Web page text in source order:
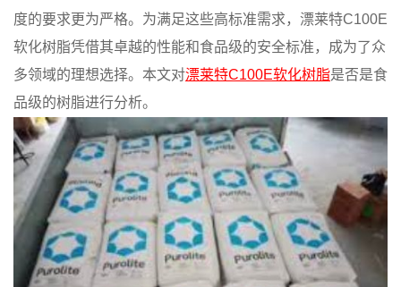
度的要求更为严格。为满足这些高标准需求，漂莱特C100E
软化树脂凭借其卓越的性能和食品级的安全标准，成为了众
多领域的理想选择。本文对漂莱特C100E软化树脂是否是食
品级的树脂进行分析。